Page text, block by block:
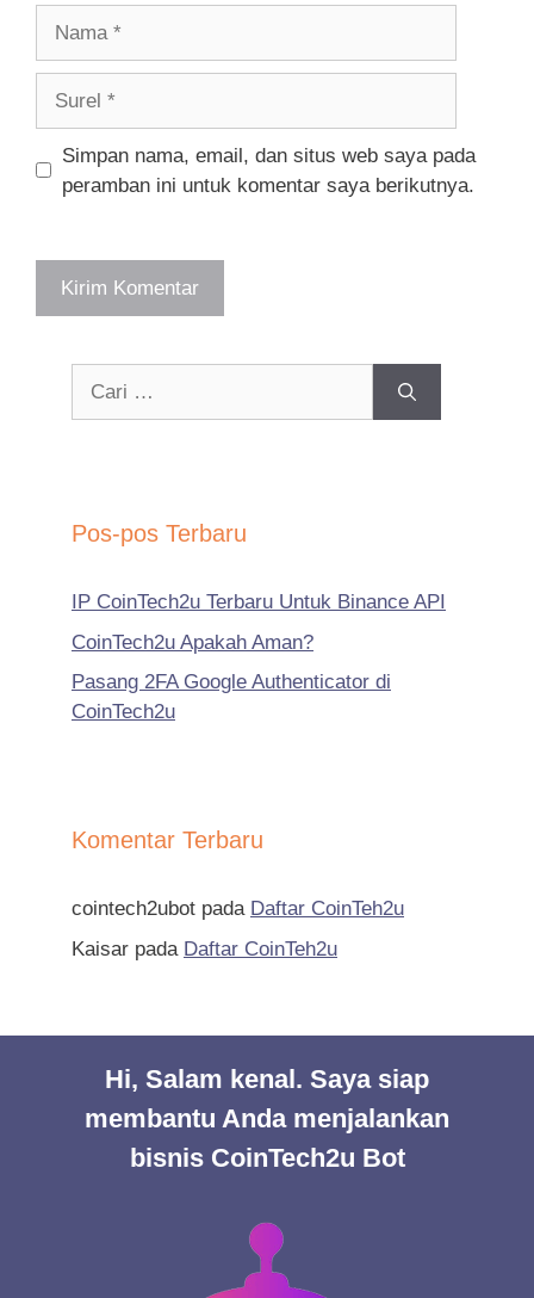
Simpan nama, email, dan situs web saya pada
peramban ini untuk komentar saya berikutnya.
Pos-pos Terbaru
IP CoinTech2u Terbaru Untuk Binance API
CoinTech2u Apakah Aman?
Pasang 2FA Google Authenticator di
CoinTech2u
Komentar Terbaru
cointech2ubot pada Daftar CoinTeh2u
Kaisar pada Daftar CoinTeh2u
Hi, Salam kenal. Saya siap
membantu Anda menjalankan
bisnis CoinTech2u Bot